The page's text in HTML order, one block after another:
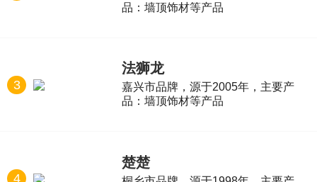
品：墙顶饰材等产品
3
法狮龙
嘉兴市品牌，源于2005年，主要产
品：墙顶饰材等产品
4
楚楚